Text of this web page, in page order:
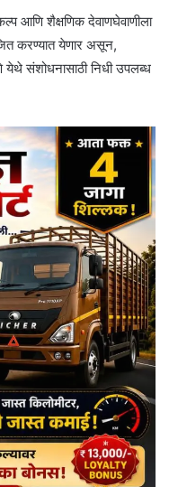
आणि शैक्षणिक देवाणघेवाणीला
करण्यात येणार असून,
येथे संशोधनासाठी निधी उपलब्ध